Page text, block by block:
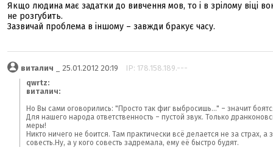
Якщо людина має задатки до вивчення мов, то і в зрілому віці
не розгубить.
Зазвичай проблема в іншому – завжди бракує часу.
виталич _ 25.01.2012 20:19 IP: 178.158.189.---
qwrtz:
виталич:
Но Вы сами оговорились: "Просто так фиг выбросишь..." – значит
Для нашего народа ответственность – пустой звук. Только
меры!
Никто ничего не боится. Там практически всё делается не за страх, а
совесть.Ну, а у кого совесть задремала, ему её быстро будят.